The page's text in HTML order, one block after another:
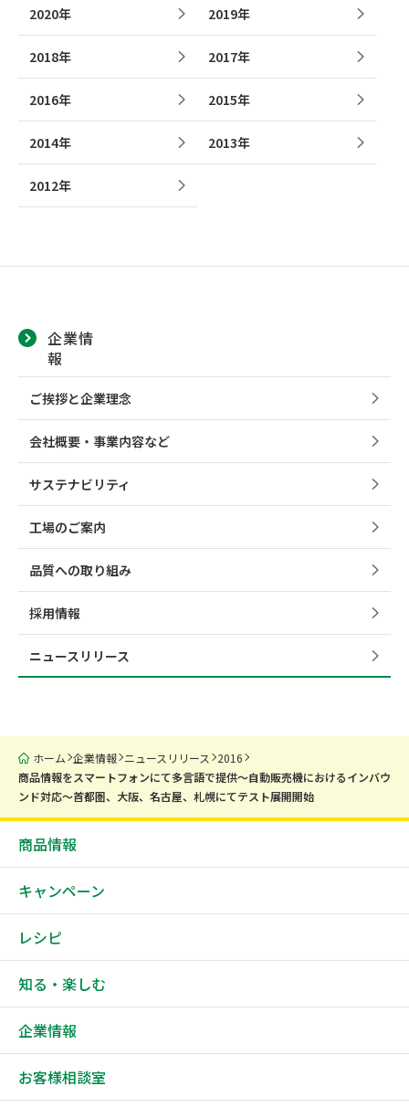
2020年 2019年
2018年 2017年
2016年 2015年
2014年 2013年
2012年
企業情
報
ご挨拶と企業理念
会社概要・事業内容など
サステナビリティ
工場のご案内
品質への取り組み
採用情報
ニュースリリース
ホーム 企業情報 ニュースリリース
2016
商品情報をスマートフォンにて多言語で提供～自動販売機におけるインバウ
ンド対応～首都圏、大阪、名古屋、札幌にてテスト展開開始
商品情報
キャンペーン
レシピ
知る・楽しむ
企業情報
お客様相談室